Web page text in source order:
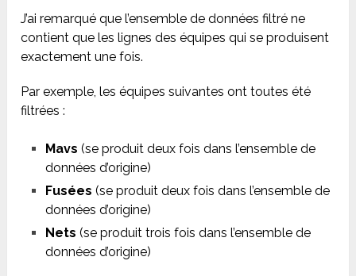
J’ai remarqué que l’ensemble de données filtré ne
contient que les lignes des équipes qui se produisent
exactement une fois.
Par exemple, les équipes suivantes ont toutes été
filtrées :
Mavs (se produit deux fois dans l’ensemble de
données d’origine)
Fusées (se produit deux fois dans l’ensemble de
données d’origine)
Nets (se produit trois fois dans l’ensemble de
données d’origine)